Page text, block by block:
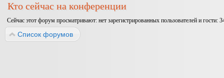
Кто сейчас на конференции
Сейчас этот форум просматривают: нет зарегистрированных пользователей и гости:
Список форумов